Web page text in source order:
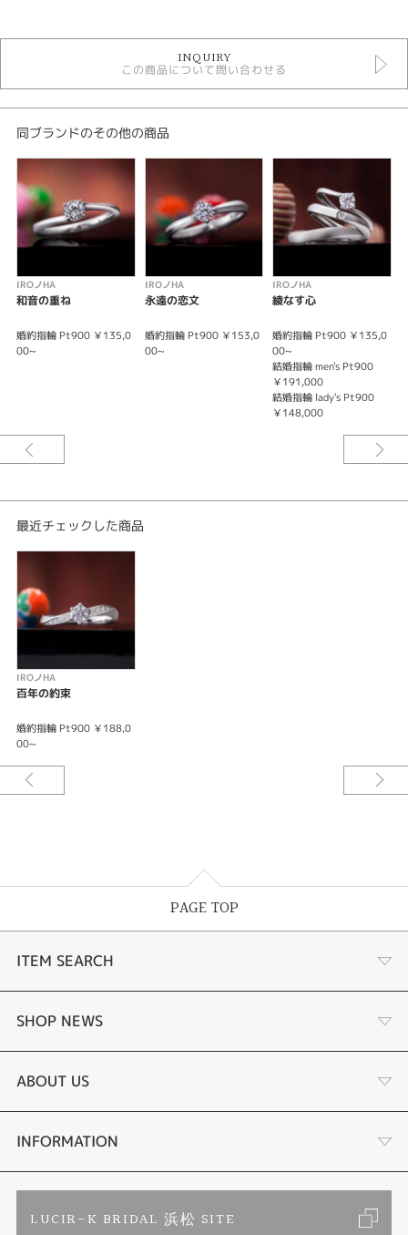
IROノHA
婚約指輪 ＞ ゴージャスデザイン
紹介文
IRONOHA〈イロノハ〉百年の約束
Promise of a hundred years
尊い今を積み重ね
いつまでもどこまでも
時を越えて紡がれる
愛の物語
※センターダイヤは価格に含まれません。
INQUIRY
この商品について問い合わせる
同ブランドのその他の商品
IROノHA
和音の重ね
婚約指輪 Pt900 ￥135,0
00~
IROノHA
永遠の恋文
婚約指輪 Pt900 ￥153,0
00~
IROノHA
綾なす心
婚約指輪 Pt900 ￥135,0
00~
結婚指輪 men's Pt900
￥191,000
結婚指輪 lady's Pt900
￥148,000
最近チェックした商品
IROノHA
百年の約束
婚約指輪 Pt900 ￥188,0
00~
PAGE TOP
ITEM SEARCH
あこや真珠
黒蝶真珠
時計
色石
SHOP NEWS
個性溢れる色石の魅力
YouTube ルシルケイチャンネル
ブライダルリングサイト
ABOUT US
店舗情報・会社概要
INFORMATION
LUCIR-K BRIDAL 浜松 SITE